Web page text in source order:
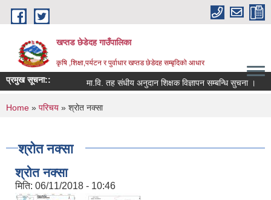
Skip to main content
खप्तड छेडेदह गाउँपालिका
कृषि ,शिक्षा,पर्यटन र पुर्वाधार खप्तड छेडेदह सम्बृदिको आधार
प्रमुख सूचना:: मा.वि. तह संधीय अनुदान शिक्षक विज्ञापन सम्बन्धि सुचना ।
You are here
Home » परिचय » श्रोत नक्सा
श्रोत नक्सा
श्रोत नक्सा
मिति: 06/11/2018 - 10:46